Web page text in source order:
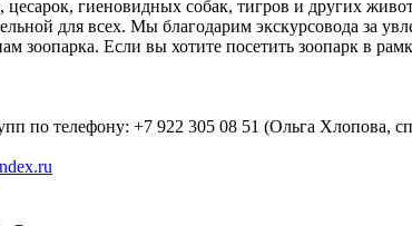
гиеновидных собак, тигров и других
для всех. Мы благодарим экскурсовода за
Если вы хотите посетить зоопарк в
по телефону: +7 922 305 08 51 (Ольга Хлопова,